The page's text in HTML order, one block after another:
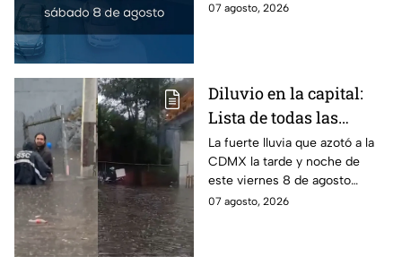
determinados vehículos en la
07 agosto, 2026
Diluvio en la capital:
Lista de todas las
inundaciones en CDMX
HOY viernes 7 de
agosto
La fuerte lluvia que azotó a la
CDMX la tarde y noche de
este viernes 8 de agosto
provocó inundaciones y otras
07 agosto, 2026